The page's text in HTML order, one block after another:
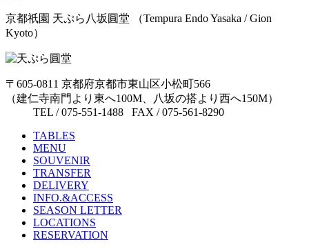
京都祇園 天ぷら八坂圓堂 （Tempura Endo Yasaka / Gion
Kyoto）
〒605-0811 京都府京都市東山区小松町566
（建仁寺南門より東へ100M、八坂の搭より西へ150M）
TEL / 075-551-1488 FAX / 075-561-8290
TABLES
MENU
SOUVENIR
TRANSFER
DELIVERY
INFO.&ACCESS
SEASON LETTER
LOCATIONS
RESERVATION